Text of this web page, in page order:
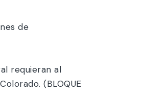
de
requieran al
(BLOQUE